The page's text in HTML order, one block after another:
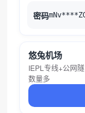
密码
悠兔机场
IEPL专线+公网
数量多